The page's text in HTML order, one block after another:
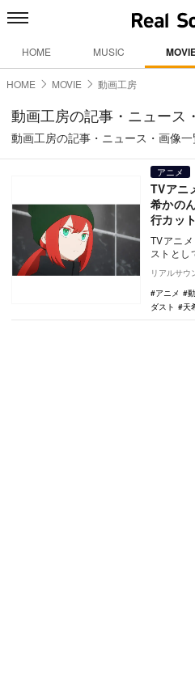
HOME MUSIC
HOME MOVIE 動画工房
動画工房の記事・ニュース
動画工房の記事・ニュース・画像
アニメ
TVアニ
希かの
行カッ
TVアニ
ストとし
翔太、
れ、あ
リアルサウ
アニメ
ダスト
天